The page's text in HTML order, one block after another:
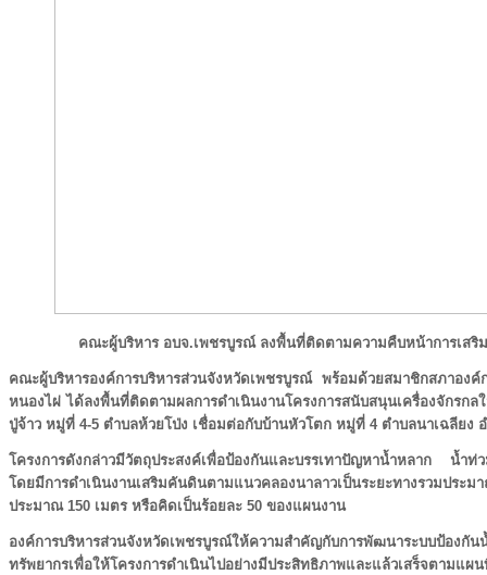
คณะผู้บริหาร อบจ.เพชรบูรณ์ ลงพื้นที่ติดตามความคืบหน้าการเสริ
คณะผู้บริหารองค์การบริหารส่วนจังหวัดเพชรบูรณ์ พร้อมด้วยสมาชิกสภาองค์
หนองไผ่ ได้ลงพื้นที่ติดตามผลการดำเนินงานโครงการสนับสนุนเครื่องจักรก
ปู่จ้าว หมู่ที่ 4-5 ตำบลห้วยโป่ง เชื่อมต่อกับบ้านหัวโตก หมู่ที่ 4 ตำบลนาเฉลียง
โครงการดังกล่าวมีวัตถุประสงค์เพื่อป้องกันและบรรเทาปัญหาน้ำหลาก น้
โดยมีการดำเนินงานเสริมคันดินตามแนวคลองนาลาวเป็นระยะทางรวมป
ประมาณ 150 เมตร หรือคิดเป็นร้อยละ 50 ของแผนงาน
องค์การบริหารส่วนจังหวัดเพชรบูรณ์ให้ความสำคัญกับการพัฒนาระบบป้อ
ทรัพยากรเพื่อให้โครงการดำเนินไปอย่างมีประสิทธิภาพและแล้วเสร็จต